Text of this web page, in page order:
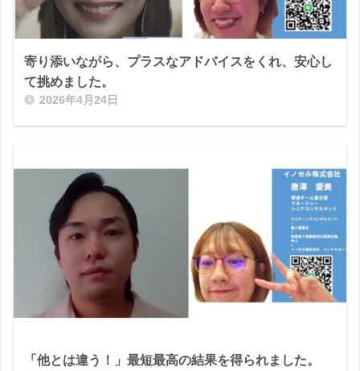
寄り添いながら、プラスなアドバイスをくれ、安心し
て挑めました。
2026年4月24日
「他とは違う！」最短最高の結果を得られました。